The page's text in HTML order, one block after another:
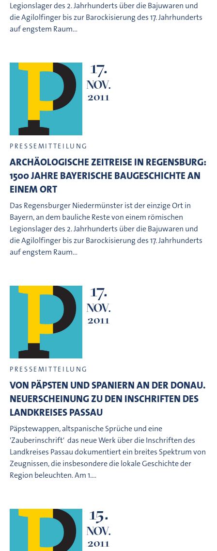
Legionslager des 2. Jahrhunderts über die Bajuwaren und
die Agilolfinger bis zur Barockisierung des 17. Jahrhunderts
auf engstem Raum…
17.
NOV.
2011
PRESSEMITTEILUNG
ARCHÄOLOGISCHE ZEITREISE IN REGENSBURG:
1500 JAHRE BAYERISCHE BAUGESCHICHTE AN
EINEM ORT
Das Regensburger Niedermünster ist der einzige Ort in
Bayern, an dem bauliche Reste von einem römischen
Legionslager des 2. Jahrhunderts über die Bajuwaren und
die Agilolfinger bis zur Barockisierung des 17. Jahrhunderts
auf engstem Raum…
17.
NOV.
2011
PRESSEMITTEILUNG
VON PÄPSTEN UND SPANIERN AN DER DONAU.
NEUERSCHEINUNG ZU DEN INSCHRIFTEN DES
LANDKREISES PASSAU
Päpstewappen, altspanische Sprüche und eine
'Zauberinschrift'  das neue Werk über die Inschriften des
Landkreises Passau dokumentiert ein breites Spektrum von
Zeugnissen, die insbesondere die lokale Geschichte der
Region beleuchten. Am 1.…
15.
NOV.
2011